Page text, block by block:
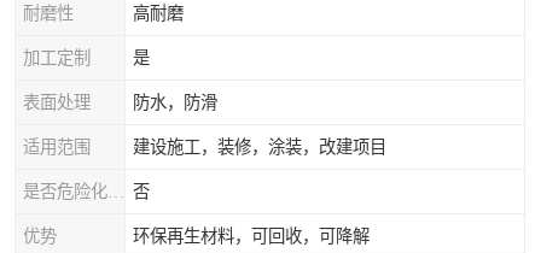
耐磨性 高耐磨
加工定制 是
表面处理 防水，防滑
适用范围 建设施工，装修，涂装，改建项目
否
优势 环保再生材料，可回收，可降解